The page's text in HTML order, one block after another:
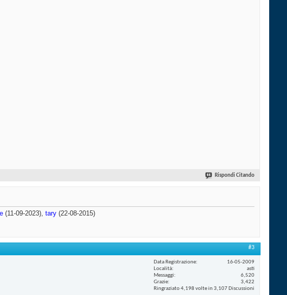
Rispondi Citando
(11-09-2023), tary (22-08-2015)
#3
Data Registrazione
16-05-2009
Località
asti
Messaggi
6,520
Grazie
3,422
Ringraziato 4,198 volte in 3,107 Discussioni